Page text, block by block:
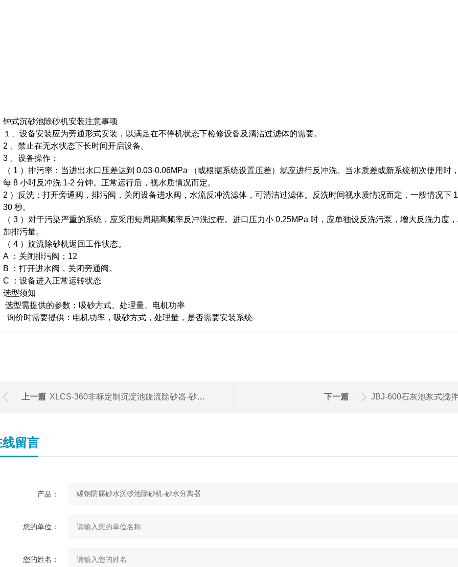
钟式沉砂池除砂机安装注意事项
１、设备安装应为旁通形式安装，以满足在不停机状态下检修设备及清洁过滤体的需要。
2 、禁止在无水状态下长时间开启设备。
3 、设备操作：
（ 1 ）排污率：当进出水口压差达到 0.03-0.06MPa （或根据系统设置压差）就应进行反冲洗。当水质差或新系统初次使用时
每 8 小时反冲洗 1-2 分钟。正常运行后，视水质情况而定。
2 ）反洗：打开旁通阀，排污阀，关闭设备进水阀，水流反冲洗滤体，可清洁过滤体。反洗时间视水质情况而定，一般情况下
30 秒。
（ 3 ）对于污染严重的系统，应采用短周期高频率反冲洗过程。进口压力小 0.25MPa 时，应单独设反洗污泵，增大反洗力度
加排污量。
（ 4 ）旋流除砂机返回工作状态。
A ：关闭排污阀；12
B ：打开进水阀，关闭旁通阀。
C ：设备进入正常运转状态
选型须知
选型需提供的参数：吸砂方式、处理量、电机功率
询价时需要提供：电机功率，吸砂方式，处理量，是否需要安装系统
上一篇 XLCS-360非标定制沉淀池旋流除砂器-砂水分离器 下一篇 JBJ-600石灰池浆式搅
线留言
产品：
您的单位：
您的姓名：